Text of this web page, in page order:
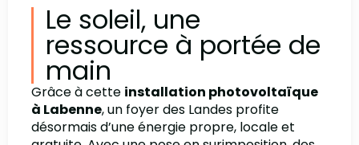
Le soleil, une
ressource à portée de
main
Grâce à cette installation photovoltaïque
à Labenne, un foyer des Landes profite
désormais d’une énergie propre, locale et